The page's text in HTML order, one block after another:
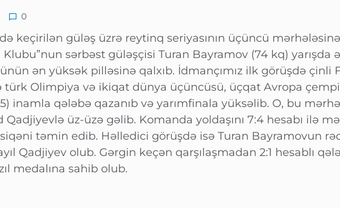
0
keçirilən güləş üzrə reytinq seriyasının üçüncü mərhələsinə
sərbəst güləşçisi Turan Bayramov (74 kq) yarışda
ən yüksək pilləsinə qalxıb. İdmançımız ilk görüşdə çinli
türk Olimpiya və ikiqat dünya üçüncüsü, üçqat Avropa
inamla qələbə qazanıb və yarımfinala yüksəlib. O, bu
Qadjiyevlə üz-üzə gəlib. Komanda yoldaşını 7:4 hesabı ilə
təmin edib. Həlledici görüşdə isə Turan Bayramovun
Qadjiyev olub. Gərgin keçən qarşılaşmadan 2:1 hesablı
medalına sahib olub.